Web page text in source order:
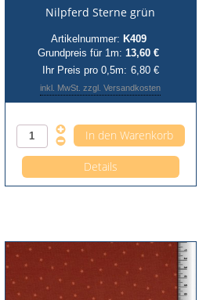
Nilpferd Sterne grün
Artikelnummer: K409
Grundpreis für 1m: 13,60 €
Ihr Preis pro 0,5m: 6,80 €
inkl. MwSt. zzgl. Versandkosten
Details